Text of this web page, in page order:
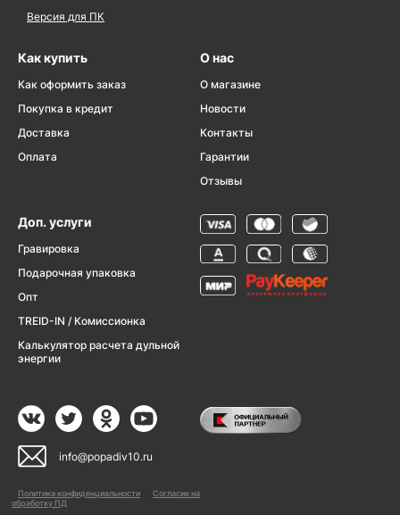
Версия для ПК
Как купить
Как оформить заказ
Покупка в кредит
Доставка
Оплата
О нас
О магазине
Новости
Контакты
Гарантии
Отзывы
Доп. услуги
Гравировка
Подарочная упаковка
Опт
TREID-IN / Комиссионка
Калькулятор расчета дульной
энергии
info@popadiv10.ru
Политика конфиденциальности
Согласие на
обработку ПД